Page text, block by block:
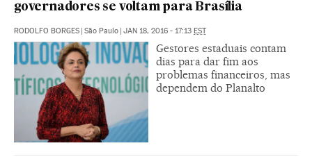
governadores se voltam para Brasília
RODOLFO BORGES | São Paulo | JAN 18, 2016 - 17:13 EST
Gestores estaduais contam
dias para dar fim aos
problemas financeiros, mas
dependem do Planalto